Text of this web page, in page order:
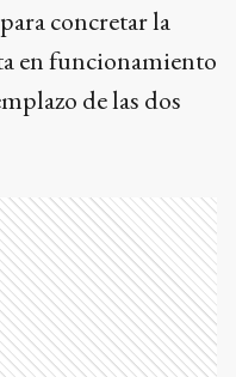
concretar la
en funcionamiento
de las dos